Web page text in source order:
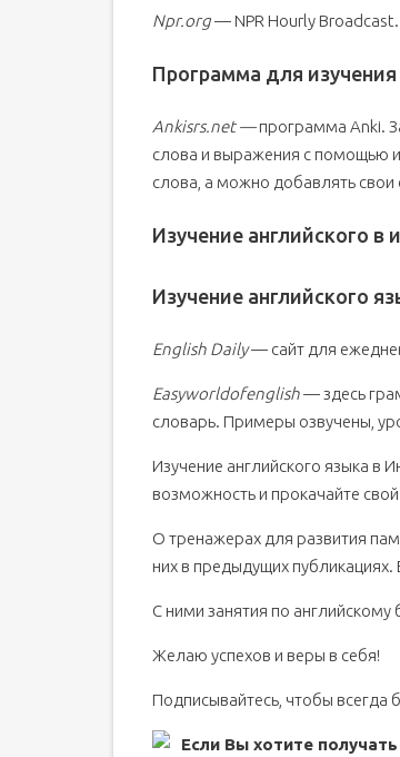
Npr.org— NPR Hourly
Программа для
Ankisrs.net —программа Anki.
слова и выражения с помощью
слова, а можно добавлять свои
Изучение английского в
Изучение английского
English Daily— сайт для
Easyworldofenglish— здесь
словарь. Примеры озвучены,
Изучение английского языка в
возможность и прокачайте свой
О тренажерах для развития
них в предыдущих публикациях.
С ними занятия по
Желаю успехов и веры в себя!
Подписывайтесь, чтобы всегда
Если Вы хотите